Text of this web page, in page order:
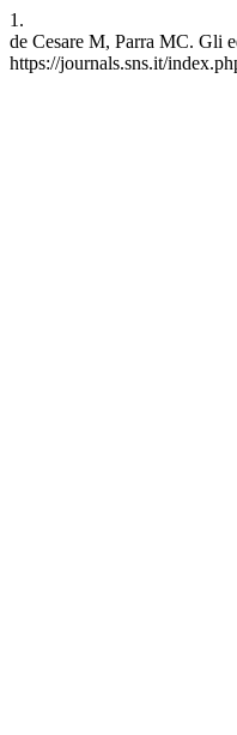
1.
de Cesare M, Parra MC. Gli
https://journals.sns.it/